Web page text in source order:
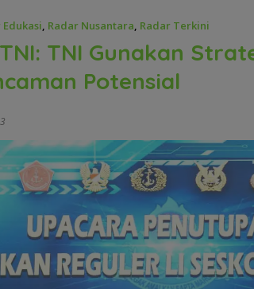
Edukasi, Radar Nusantara, Radar Terkini
TNI Gunakan
Potensial